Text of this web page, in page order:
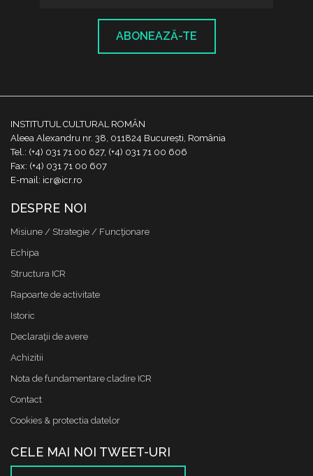
ABONEAZĂ-TE
INSTITUTUL CULTURAL ROMÂN
Aleea Alexandru nr. 38, 011824 București, România
Tel.: (+4) 031 71 00 627, (+4) 031 71 00 606
Fax: (+4) 031 71 00 607
E-mail: icr@icr.ro
DESPRE NOI
Misiune / Strategie / Funcţionare
Echipa
Structura ICR
Rapoarte de activitate
Istoric
Declaraţii de avere
Achizitii
Nota de fundamentare cladire ICR
Contact
Cookies & protectia datelor
CELE MAI NOI TWEET-URI